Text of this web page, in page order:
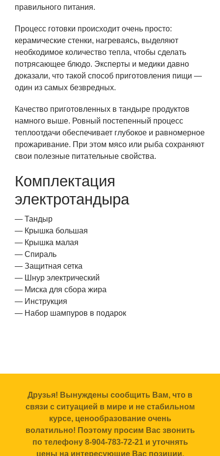
правильного питания.
Процесс готовки происходит очень просто:
керамические стенки, нагреваясь, выделяют
необходимое количество тепла, чтобы сделать
потрясающее блюдо. Эксперты и медики давно
доказали, что такой способ приготовления пищи —
один из самых безвредных.
Качество приготовленных в тандыре продуктов
намного выше. Ровный постепенный процесс
теплоотдачи обеспечивает глубокое и равномерное
прожаривание. При этом мясо или рыба сохраняют
свои полезные питательные свойства.
Комплектация
электротандыра
— Тандыр
— Крышка большая
— Крышка малая
— Спираль
— Защитная сетка
— Шнур электрический
— Миска для сбора жира
— Инструкция
— Набор шампуров в подарок
Друзья! Вынуждены сообщить Вам, что в
связи с ситуацией в мире и не стабильном
курсе, ценообразование очень
волатильно! Поэтому просим Вас звонить
по телефону 8-904-783-72-21 и уточнять
цены на интересующие Вас позиции.